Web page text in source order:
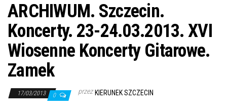
j
ARCHIWUM. Szczecin.
Koncerty. 23-24.03.2013. XVI
Wiosenne Koncerty Gitarowe.
Zamek
17/03/2013 0 przez KIERUNEK SZCZECIN